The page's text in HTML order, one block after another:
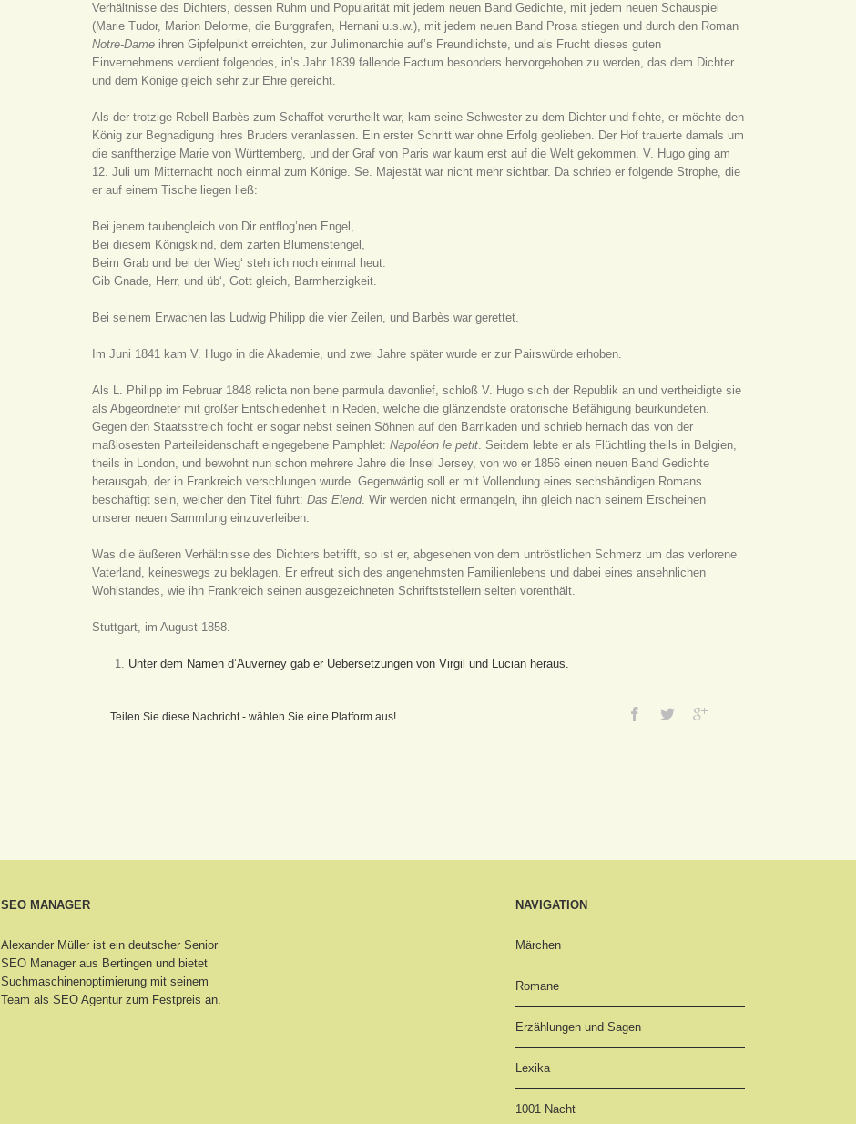
Verhältnisse des Dichters, dessen Ruhm und Popularität mit jedem neuen Band Gedichte, mit jedem neuen Schauspiel
(Marie Tudor, Marion Delorme, die Burggrafen, Hernani u.s.w.), mit jedem neuen Band Prosa stiegen und durch den Roman
Notre-Dame ihren Gipfelpunkt erreichten, zur Julimonarchie auf’s Freundlichste, und als Frucht dieses guten
Einvernehmens verdient folgendes, in’s Jahr 1839 fallende Factum besonders hervorgehoben zu werden, das dem Dichter
und dem Könige gleich sehr zur Ehre gereicht.
Als der trotzige Rebell Barbès zum Schaffot verurtheilt war, kam seine Schwester zu dem Dichter und flehte, er möchte den
König zur Begnadigung ihres Bruders veranlassen. Ein erster Schritt war ohne Erfolg geblieben. Der Hof trauerte damals um
die sanftherzige Marie von Württemberg, und der Graf von Paris war kaum erst auf die Welt gekommen. V. Hugo ging am
12. Juli um Mitternacht noch einmal zum Könige. Se. Majestät war nicht mehr sichtbar. Da schrieb er folgende Strophe, die
er auf einem Tische liegen ließ:
Bei jenem taubengleich von Dir entflog’nen Engel,
Bei diesem Königskind, dem zarten Blumenstengel,
Beim Grab und bei der Wieg‘ steh ich noch einmal heut:
Gib Gnade, Herr, und üb‘, Gott gleich, Barmherzigkeit.
Bei seinem Erwachen las Ludwig Philipp die vier Zeilen, und Barbès war gerettet.
Im Juni 1841 kam V. Hugo in die Akademie, und zwei Jahre später wurde er zur Pairswürde erhoben.
Als L. Philipp im Februar 1848 relicta non bene parmula davonlief, schloß V. Hugo sich der Republik an und vertheidigte sie
als Abgeordneter mit großer Entschiedenheit in Reden, welche die glänzendste oratorische Befähigung beurkundeten.
Gegen den Staatsstreich focht er sogar nebst seinen Söhnen auf den Barrikaden und schrieb hernach das von der
maßlosesten Parteileidenschaft eingegebene Pamphlet:Napoléon le petit. Seitdem lebte er als Flüchtling theils in Belgien,
theils in London, und bewohnt nun schon mehrere Jahre die Insel Jersey, von wo er 1856 einen neuen Band Gedichte
herausgab, der in Frankreich verschlungen wurde. Gegenwärtig soll er mit Vollendung eines sechsbändigen Romans
beschäftigt sein, welcher den Titel führt:Das Elend. Wir werden nicht ermangeln, ihn gleich nach seinem Erscheinen
unserer neuen Sammlung einzuverleiben.
Was die äußeren Verhältnisse des Dichters betrifft, so ist er, abgesehen von dem untröstlichen Schmerz um das verlorene
Vaterland, keineswegs zu beklagen. Er erfreut sich des angenehmsten Familienlebens und dabei eines ansehnlichen
Wohlstandes, wie ihn Frankreich seinen ausgezeichneten Schriftststellern selten vorenthält.
Stuttgart, im August 1858.
Unter dem Namen d’Auverney gab er Uebersetzungen von Virgil und Lucian heraus.
Teilen Sie diese Nachricht - wählen Sie eine Platform aus!
SEO MANAGER
Alexander Müller ist ein deutscher Senior
SEO Manager aus Bertingenund bietet
Suchmaschinenoptimierung mit seinem
Team als SEO Agentur zum Festpreis an.
NAVIGATION
Märchen
Romane
Erzählungen und Sagen
Lexika
1001 Nacht